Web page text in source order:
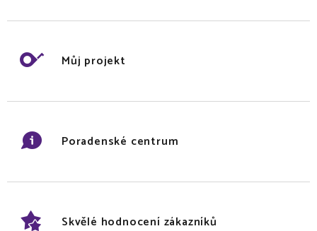
Můj projekt
Poradenské centrum
Skvělé hodnocení zákazníků